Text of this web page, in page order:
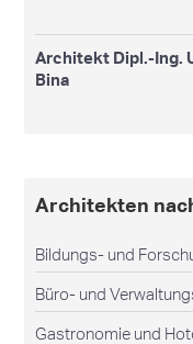
Architekt Dipl.-Ing.
Bina
Architekten
Bildungs- und
Büro- und
Gastronomie und